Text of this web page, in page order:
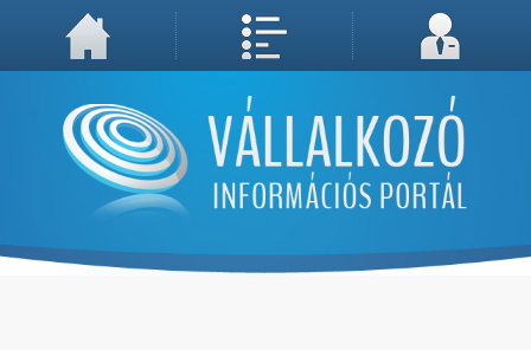
A weboldal használatával Ön elfogadja, hogy Cookie-kat (sütiket) tároljunk számítógépén. A sütik a weboldal megfelelő működéséhez
Megértettem, folytatás...